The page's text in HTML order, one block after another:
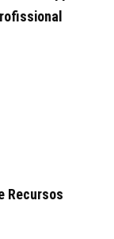
Recursos